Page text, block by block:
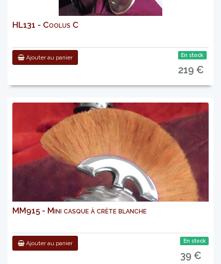
HL131 - Coolus C
Ajouter au panier En stock
219 €
MM915 - Mini casque à crète blanche
Ajouter au panier En stock
39 €